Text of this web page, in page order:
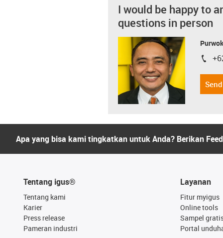
I would be happy to
questions in person
igus-
Apa yang bisa kami tingkatkan untuk Anda? Berikan
Tentang igus®
Tentang kami
Karier
Press release
Pameran industri
Layanan
Fitur myigus
Online tools
Sampel
Portal